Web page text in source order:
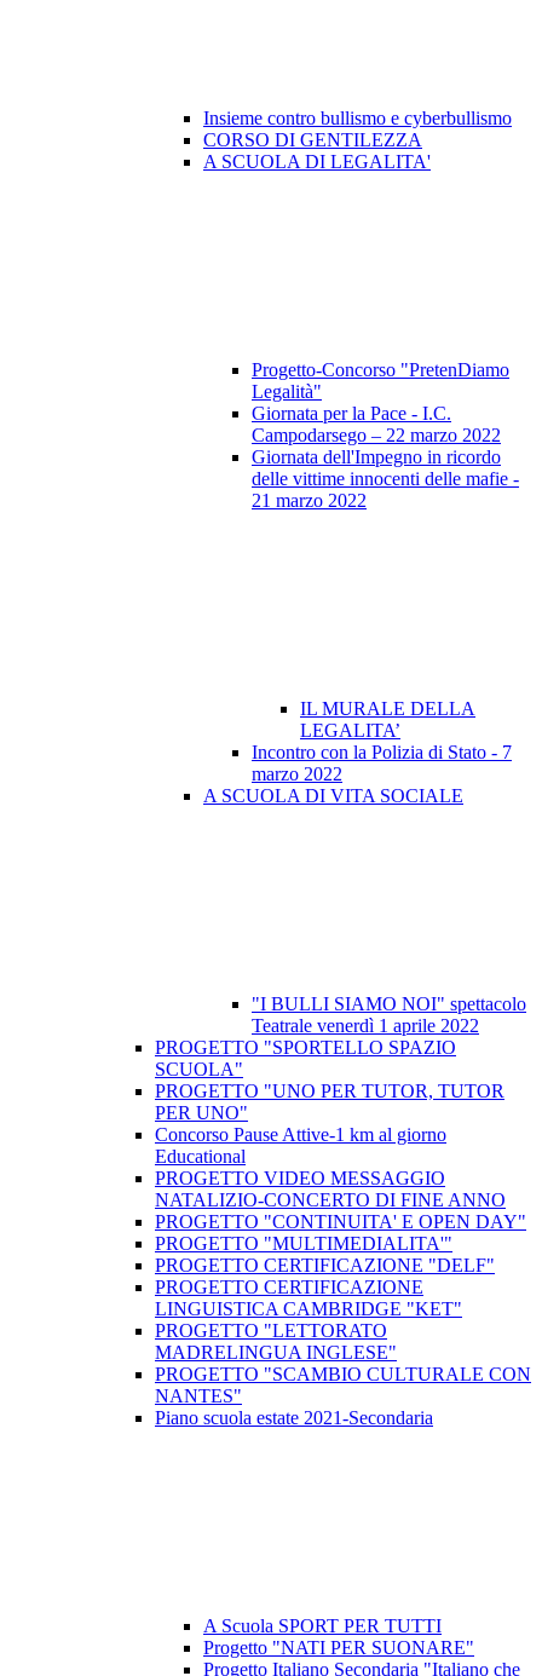
Insieme contro bullismo e cyberbullismo
CORSO DI GENTILEZZA
A SCUOLA DI LEGALITA'
Progetto-Concorso "PretenDiamo
Legalità"
Giornata per la Pace - I.C.
Campodarsego – 22 marzo 2022
Giornata dell'Impegno in ricordo
delle vittime innocenti delle mafie -
21 marzo 2022
IL MURALE DELLA
LEGALITA’
Incontro con la Polizia di Stato - 7
marzo 2022
A SCUOLA DI VITA SOCIALE
"I BULLI SIAMO NOI" spettacolo
Teatrale venerdì 1 aprile 2022
PROGETTO "SPORTELLO SPAZIO
SCUOLA"
PROGETTO "UNO PER TUTOR, TUTOR
PER UNO"
Concorso Pause Attive-1 km al giorno
Educational
PROGETTO VIDEO MESSAGGIO
NATALIZIO-CONCERTO DI FINE ANNO
PROGETTO "CONTINUITA' E OPEN DAY"
PROGETTO "MULTIMEDIALITA'"
PROGETTO CERTIFICAZIONE "DELF"
PROGETTO CERTIFICAZIONE
LINGUISTICA CAMBRIDGE "KET"
PROGETTO "LETTORATO
MADRELINGUA INGLESE"
PROGETTO "SCAMBIO CULTURALE CON
NANTES"
Piano scuola estate 2021-Secondaria
A Scuola SPORT PER TUTTI
Progetto "NATI PER SUONARE"
Progetto Italiano Secondaria "Italiano che